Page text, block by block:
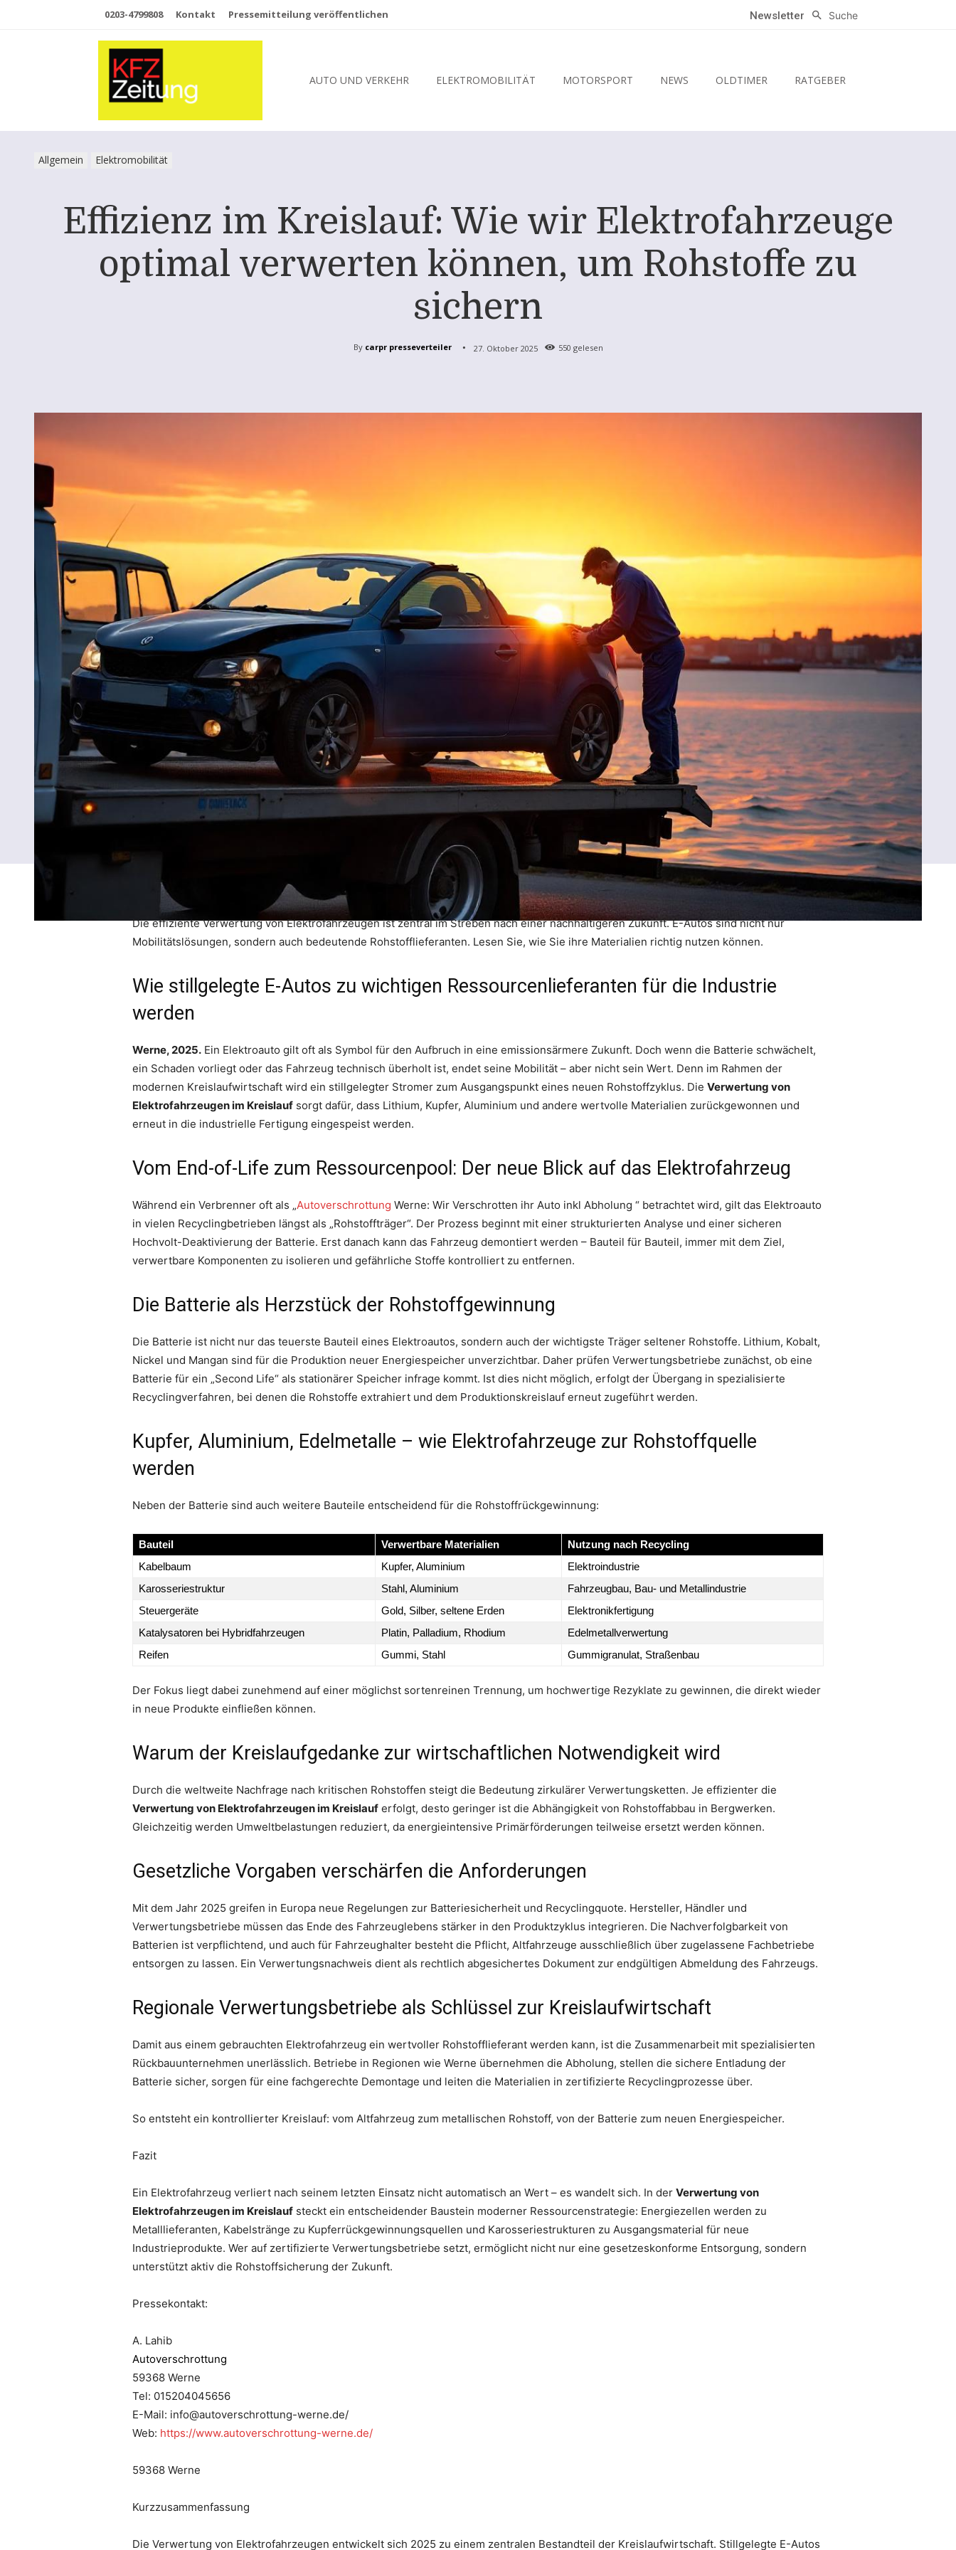
0203-4799808 Kontakt Pressemitteilung veröffentlichen Newsletter Suche
AUTO UND VERKEHR ELEKTROMOBILITÄT MOTORSPORT NEWS OLDTIMER RATGEBER
Allgemein Elektromobilität
Effizienz im Kreislauf: Wie wir Elektrofahrzeuge
optimal verwerten können, um Rohstoffe zu
sichern
By carpr presseverteiler 27. Oktober 2025 550 gelesen
Die effiziente Verwertung von Elektrofahrzeugen ist zentral im Streben nach einer nachhaltigeren Zukunft. E-Autos sind nicht nur
Mobilitätslösungen, sondern auch bedeutende Rohstofflieferanten. Lesen Sie, wie Sie ihre Materialien richtig nutzen können.
Wie stillgelegte E-Autos zu wichtigen Ressourcenlieferanten für die Industrie
werden
Werne, 2025. Ein Elektroauto gilt oft als Symbol für den Aufbruch in eine emissionsärmere Zukunft. Doch wenn die Batterie schwächelt,
ein Schaden vorliegt oder das Fahrzeug technisch überholt ist, endet seine Mobilität – aber nicht sein Wert. Denn im Rahmen der
modernen Kreislaufwirtschaft wird ein stillgelegter Stromer zum Ausgangspunkt eines neuen Rohstoffzyklus. Die Verwertung von
Elektrofahrzeugen im Kreislauf sorgt dafür, dass Lithium, Kupfer, Aluminium und andere wertvolle Materialien zurückgewonnen und
erneut in die industrielle Fertigung eingespeist werden.
Vom End-of-Life zum Ressourcenpool: Der neue Blick auf das Elektrofahrzeug
Während ein Verbrenner oft als „Autoverschrottung Werne: Wir Verschrotten ihr Auto inkl Abholung “ betrachtet wird, gilt das Elektroauto
in vielen Recyclingbetrieben längst als „Rohstoffträger“. Der Prozess beginnt mit einer strukturierten Analyse und einer sicheren
Hochvolt-Deaktivierung der Batterie. Erst danach kann das Fahrzeug demontiert werden – Bauteil für Bauteil, immer mit dem Ziel,
verwertbare Komponenten zu isolieren und gefährliche Stoffe kontrolliert zu entfernen.
Die Batterie als Herzstück der Rohstoffgewinnung
Die Batterie ist nicht nur das teuerste Bauteil eines Elektroautos, sondern auch der wichtigste Träger seltener Rohstoffe. Lithium, Kobalt,
Nickel und Mangan sind für die Produktion neuer Energiespeicher unverzichtbar. Daher prüfen Verwertungsbetriebe zunächst, ob eine
Batterie für ein „Second Life“ als stationärer Speicher infrage kommt. Ist dies nicht möglich, erfolgt der Übergang in spezialisierte
Recyclingverfahren, bei denen die Rohstoffe extrahiert und dem Produktionskreislauf erneut zugeführt werden.
Kupfer, Aluminium, Edelmetalle – wie Elektrofahrzeuge zur Rohstoffquelle
werden
Neben der Batterie sind auch weitere Bauteile entscheidend für die Rohstoffrückgewinnung:
Bauteil Verwertbare Materialien
Nutzung nach Recycling
Kabelbaum
Kupfer, Aluminium
Elektroindustrie
Karosseriestruktur
Stahl, Aluminium
Fahrzeugbau, Bau- und Metallindustrie
Steuergeräte
Gold, Silber, seltene Erden
Elektronikfertigung
Katalysatoren bei Hybridfahrzeugen
Platin, Palladium, Rhodium
Edelmetallverwertung
Reifen
Gummi, Stahl Gummigranulat, Straßenbau
Der Fokus liegt dabei zunehmend auf einer möglichst sortenreinen Trennung, um hochwertige Rezyklate zu gewinnen, die direkt wieder
in neue Produkte einfließen können.
Warum der Kreislaufgedanke zur wirtschaftlichen Notwendigkeit wird
Durch die weltweite Nachfrage nach kritischen Rohstoffen steigt die Bedeutung zirkulärer Verwertungsketten. Je effizienter die
Verwertung von Elektrofahrzeugen im Kreislauf erfolgt, desto geringer ist die Abhängigkeit von Rohstoffabbau in Bergwerken.
Gleichzeitig werden Umweltbelastungen reduziert, da energieintensive Primärförderungen teilweise ersetzt werden können.
Gesetzliche Vorgaben verschärfen die Anforderungen
Mit dem Jahr 2025 greifen in Europa neue Regelungen zur Batteriesicherheit und Recyclingquote. Hersteller, Händler und
Verwertungsbetriebe müssen das Ende des Fahrzeuglebens stärker in den Produktzyklus integrieren. Die Nachverfolgbarkeit von
Batterien ist verpflichtend, und auch für Fahrzeughalter besteht die Pflicht, Altfahrzeuge ausschließlich über zugelassene Fachbetriebe
entsorgen zu lassen. Ein Verwertungsnachweis dient als rechtlich abgesichertes Dokument zur endgültigen Abmeldung des Fahrzeugs.
Regionale Verwertungsbetriebe als Schlüssel zur Kreislaufwirtschaft
Damit aus einem gebrauchten Elektrofahrzeug ein wertvoller Rohstofflieferant werden kann, ist die Zusammenarbeit mit spezialisierten
Rückbauunternehmen unerlässlich. Betriebe in Regionen wie Werne übernehmen die Abholung, stellen die sichere Entladung der
Batterie sicher, sorgen für eine fachgerechte Demontage und leiten die Materialien in zertifizierte Recyclingprozesse über.
So entsteht ein kontrollierter Kreislauf: vom Altfahrzeug zum metallischen Rohstoff, von der Batterie zum neuen Energiespeicher.
Fazit
Ein Elektrofahrzeug verliert nach seinem letzten Einsatz nicht automatisch an Wert – es wandelt sich. In der Verwertung von
Elektrofahrzeugen im Kreislauf steckt ein entscheidender Baustein moderner Ressourcenstrategie: Energiezellen werden zu
Metalllieferanten, Kabelstränge zu Kupferrückgewinnungsquellen und Karosseriestrukturen zu Ausgangsmaterial für neue
Industrieprodukte. Wer auf zertifizierte Verwertungsbetriebe setzt, ermöglicht nicht nur eine gesetzeskonforme Entsorgung, sondern
unterstützt aktiv die Rohstoffsicherung der Zukunft.
Pressekontakt:
A. Lahib
Autoverschrottung
59368 Werne
Tel: 015204045656
E-Mail: info@autoverschrottung-werne.de/
Web: https://www.autoverschrottung-werne.de/
59368 Werne
Kurzzusammenfassung
Die Verwertung von Elektrofahrzeugen entwickelt sich 2025 zu einem zentralen Bestandteil der Kreislaufwirtschaft. Stillgelegte E-Autos